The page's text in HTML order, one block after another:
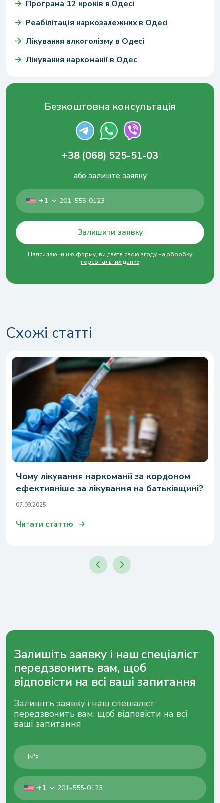
Програма 12 кроків в Одесі
Реабілітація наркозалежних в Одесі
Лікування алкоголізму в Одесі
Лікування наркоманії в Одесі
Безкоштовна консультація
+38 (068) 525-51-03
або залиште заявку
+1
Залишити заявку
Надсилаючи цю форму, ви даєте свою згоду на обробку
персональних даних
Схожі статті
Чому лікування наркоманії за кордоном
ефективніше за лікування на батьківщині?
07.09.2025
Читати статтю
Залишіть заявку і наш спеціаліст
передзвонить вам, щоб
відповісти на всі ваші запитання
Залишіть заявку і наш спеціаліст
передзвонить вам, щоб відповісти на всі
ваші запитання
+1